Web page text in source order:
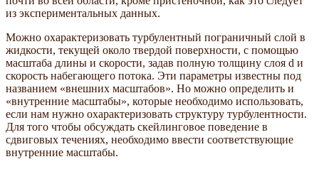
из экспериментальных данных.
Можно охарактеризовать турбулентный пограничный слой в
жидкости, текущей около твердой поверхности, с помощью
масштаба длины и скорости, задав полную толщину слоя d и
скорость набегающего потока. Эти параметры известны под
названием «внешних масштабов». Но можно определить и
«внутренние масштабы», которые необходимо использовать,
если нам нужно охарактеризовать структуру турбулентности.
Для того чтобы обсуждать скейлинговое поведение в
сдвиговых течениях, необходимо ввести соответствующие
внутренние масштабы.